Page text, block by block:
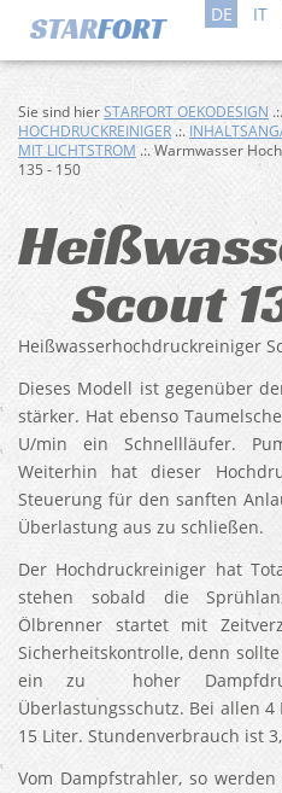
DE IT
Sie sind hierSTARFORT OEKODESIGN .:.
HOCHDRUCKREINIGER .:.
MIT LICHTSTROM .:. Warmwasser
135 - 150
Scout
Heißwasserhochdruckreiniger
Dieses Modell ist gegenüber
stärker. Hat ebenso
U/min ein Schnellläufer.
Weiterhin hat dieser
Steuerung für den sanften
Überlastung aus zu schließen.
Der Hochdruckreiniger hat
stehen sobald die
Ölbrenner startet mit
Sicherheitskontrolle, denn
ein zu hoher
Überlastungsschutz. Bei allen
15 Liter. Stundenverbrauch ist
Vom Dampfstrahler, so